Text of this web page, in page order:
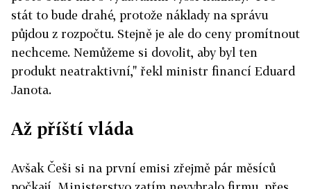
stát to bude drahé, protože náklady na správu
půjdou z rozpočtu. Stejně je ale do ceny promítnout
nechceme. Nemůžeme si dovolit, aby byl ten
produkt neatraktivní," řekl ministr financí Eduard
Janota.
Až příští vláda
Avšak Češi si na první emisi zřejmě pár měsíců